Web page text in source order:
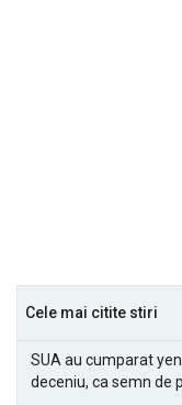
Cele mai citite stiri
SUA au cumparat
deceniu, ca semn de